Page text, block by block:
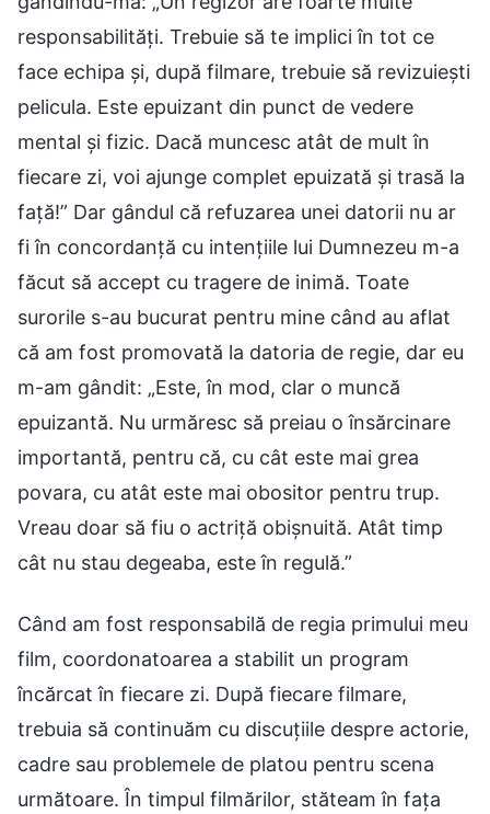
responsabilități. Trebuie să te implici în tot ce
face echipa și, după filmare, trebuie să revizuiești
pelicula. Este epuizant din punct de vedere
mental și fizic. Dacă muncesc atât de mult în
fiecare zi, voi ajunge complet epuizată și trasă la
față!” Dar gândul că refuzarea unei datorii nu ar
fi în concordanță cu intențiile lui Dumnezeu m-a
făcut să accept cu tragere de inimă. Toate
surorile s-au bucurat pentru mine când au aflat
că am fost promovată la datoria de regie, dar eu
m-am gândit: „Este, în mod, clar o muncă
epuizantă. Nu urmăresc să preiau o însărcinare
importantă, pentru că, cu cât este mai grea
povara, cu atât este mai obositor pentru trup.
Vreau doar să fiu o actriță obișnuită. Atât timp
cât nu stau degeaba, este în regulă.”
Când am fost responsabilă de regia primului meu
film, coordonatoarea a stabilit un program
încărcat în fiecare zi. După fiecare filmare,
trebuia să continuăm cu discuțiile despre actorie,
cadre sau problemele de platou pentru scena
următoare. În timpul filmărilor, stăteam în fața